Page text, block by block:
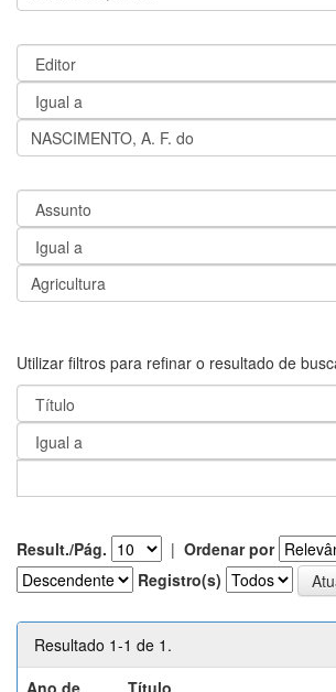
Utilizar filtros para refinar o resultado de
Result./Pág. | Ordenar por
Registro(s)
Resultado 1-1 de 1.
Ano de
Título